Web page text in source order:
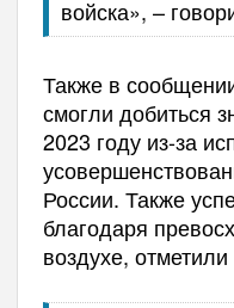
войска», –
Также в
смогли добиться
2023 году из-за
России. Также
благодаря
воздухе,